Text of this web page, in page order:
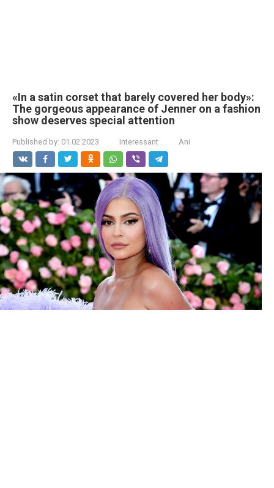
«In a satin corset that barely covered her body»:
The gorgeous appearance of Jenner on a fashion
show deserves special attention
Published by: 01.02.2023 Interessant Ani